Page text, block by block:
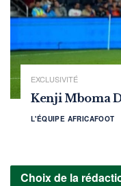
EXCLUSIVITÉ
Kenji Mboma
L'ÉQUIPE AFRICAFOOT
Choix de la